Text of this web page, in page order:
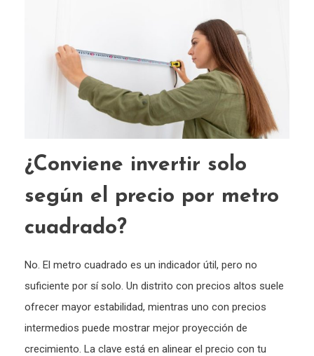
¿Conviene invertir solo
según el precio por metro
cuadrado?
No. El metro cuadrado es un indicador útil, pero no
suficiente por sí solo. Un distrito con precios altos suele
ofrecer mayor estabilidad, mientras uno con precios
intermedios puede mostrar mejor proyección de
crecimiento. La clave está en alinear el precio con tu